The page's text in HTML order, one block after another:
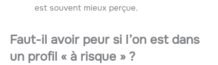
est souvent mieux perçue.
Faut-il avoir peur si l’on est dans
un profil « à risque » ?